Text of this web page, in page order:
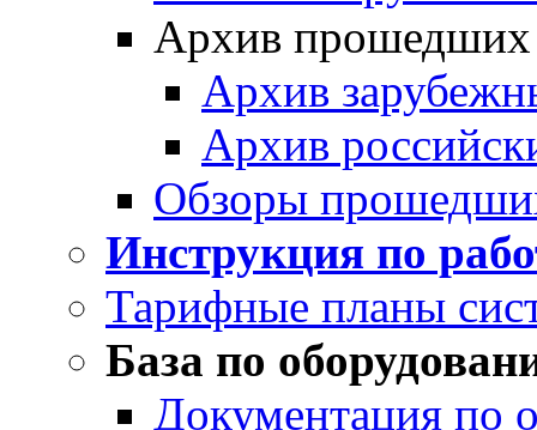
Архив прошедших
Архив
Архив
Обзоры
Инструкция по
Тарифные планы
База по
Документация по